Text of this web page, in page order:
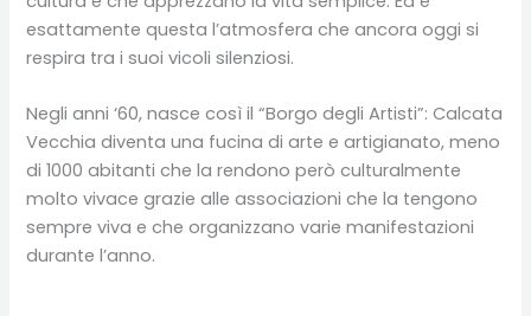
esattamente questa l’atmosfera che ancora oggi si
respira tra i suoi vicoli silenziosi.
Negli anni ‘60, nasce così il “Borgo degli Artisti”: Calcata
Vecchia diventa una fucina di arte e artigianato, meno
di 1000 abitanti che la rendono però culturalmente
molto vivace grazie alle associazioni che la tengono
sempre viva e che organizzano varie manifestazioni
durante l’anno.